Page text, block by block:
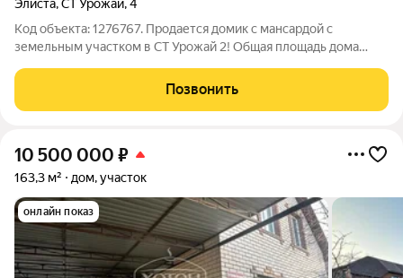
Элиста,СТ Урожай,4
Код объекта: 1276767. Продается домик с мансардой с
земельным участком в СТ Урожай 2! Общая площадь дома
жилое, пригодно для проживания. Дом оформлен как жилой,
городская прописка Паровое
Позвонить
10 500 000 ₽
163,3 м² дом, участок
онлайн показ